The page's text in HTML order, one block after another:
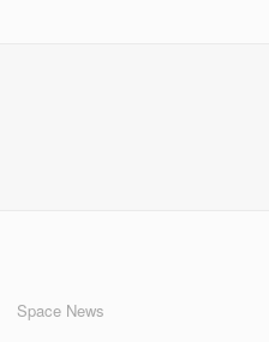
Space News